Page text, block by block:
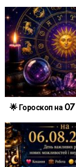
🌟 Гороскоп на